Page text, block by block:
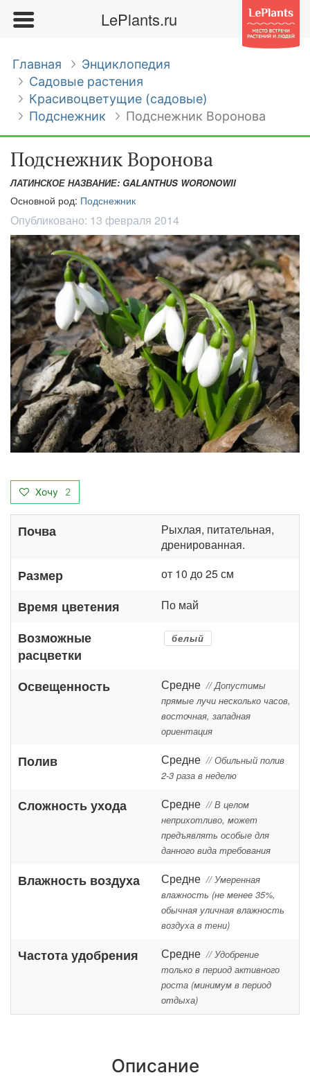
LePlants.ru
Главная
Энциклопедия
Садовые растения
Красивоцветущие (садовые)
Подснежник
Подснежник Воронова
Подснежник Воронова
ЛАТИНСКОЕ НАЗВАНИЕ: GALANTHUS WORONOWII
Основной род: Подснежник
Опубликовано: 13 февраля 2014
Хочу 2
Почва
Рыхлая, питательная,
дренированная.
Размер от 10 до 25 см
Время цветения По май
Возможные
расцветки
белый
Освещенность Средне // Допустимы
прямые лучи несколько часов,
восточная, западная
ориентация
Полив Средне // Обильный полив
2-3 раза в неделю
Сложность ухода Средне // В целом
неприхотливо, может
предъявлять особые для
данного вида требования
Влажность воздуха Средне // Умеренная
влажность (не менее 35%,
обычная уличная влажность
воздуха в тени)
Частота удобрения Средне // Удобрение
только в период активного
роста (минимум в период
отдыха)
Описание